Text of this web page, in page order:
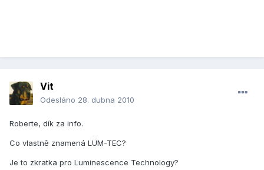
Vit
Odesláno 28. dubna 2010
Roberte, dík za info.
Co vlastně znamená LÜM-TEC?
Je to zkratka pro Luminescence Technology?